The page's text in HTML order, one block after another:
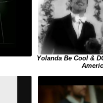
Yolanda Be Cool &